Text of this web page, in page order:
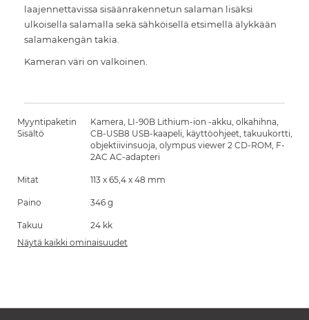
laajennettavissa sisäänrakennetun salaman lisäksi
ulkoisella salamalla sekä sähköisellä etsimellä älykkään
salamakengän takia.
Kameran väri on valkoinen.
Myyntipaketin
Sisältö
Kamera, LI-90B Lithium-ion -akku, olkahihna,
CB-USB8 USB-kaapeli, käyttöohjeet, takuukortti,
objektiivinsuoja, olympus viewer 2 CD-ROM, F-
2AC AC-adapteri
Mitat 113 x 65,4 x 48 mm
Paino 346 g
Takuu
24 kk
Näytä kaikki ominaisuudet